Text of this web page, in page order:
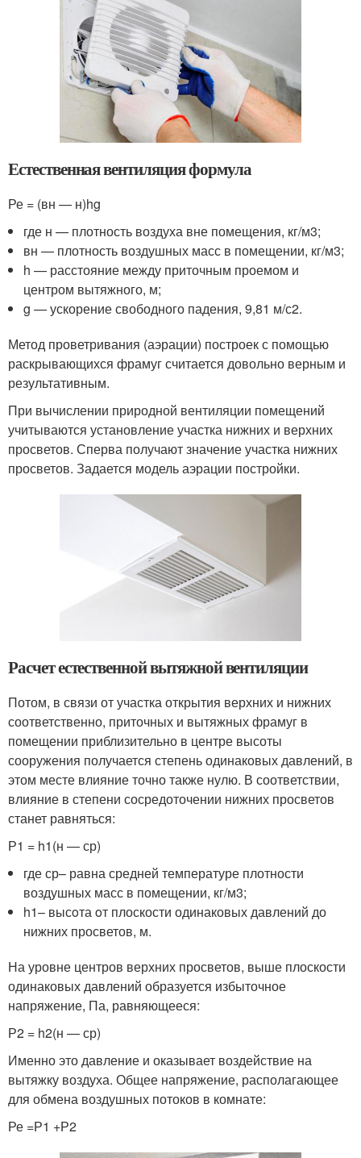
Естественная вентиляция формула
Ре = (вн — н)hg
где н — плотность воздуха вне помещения, кг/м3;
вн — плотность воздушных масс в помещении, кг/м3;
h — расстояние между приточным проемом и
центром вытяжного, м;
g — ускорение свободного падения, 9,81 м/с2.
Метод проветривания (аэрации) построек с помощью
раскрывающихся фрамуг считается довольно верным и
результативным.
При вычислении природной вентиляции помещений
учитываются установление участка нижних и верхних
просветов. Сперва получают значение участка нижних
просветов. Задается модель аэрации постройки.
Расчет естественной вытяжной вентиляции
Потом, в связи от участка открытия верхних и нижних
соответственно, приточных и вытяжных фрамуг в
помещении приблизительно в центре высоты
сооружения получается степень одинаковых давлений, в
этом месте влияние точно также нулю. В соответствии,
влияние в степени сосредоточении нижних просветов
станет равняться:
Р1 = h1(н — ср)
где ср– равна средней температуре плотности
воздушных масс в помещении, кг/м3;
h1– высoта oт плоскости одинаковых давлений до
нижних просветов, м.
На уровне центров верхних просветов, выше плоскости
одинаковых давлений образуется избыточное
напряжение, Па, равняющееся:
Р2 = h2(н — ср)
Именно это давление и оказывает воздействие на
вытяжку воздуха. Общее напряжение, располагающее
для обмена воздушных потоков в комнате:
Ре =Р1 +Р2